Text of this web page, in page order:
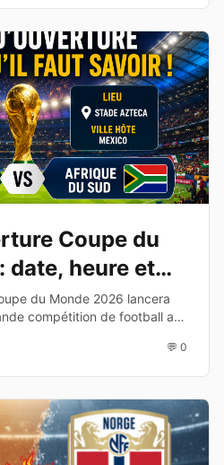
Coupe du
date, heure et
du Monde 2026 lancera
compétition de football au
💬 0